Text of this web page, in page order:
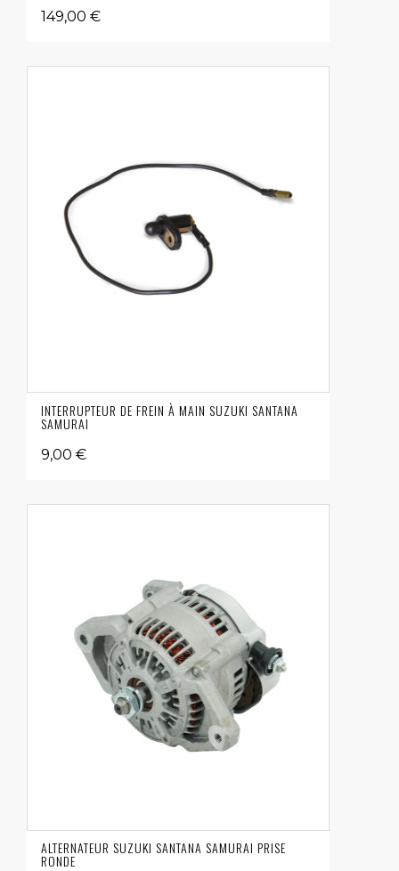
149,00 €
INTERRUPTEUR DE FREIN À MAIN SUZUKI SANTANA
SAMURAI
9,00 €
ALTERNATEUR SUZUKI SANTANA SAMURAI PRISE
RONDE